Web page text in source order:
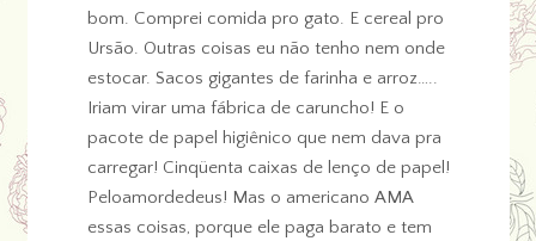
bom. Comprei comida pro gato. E cereal pro
Ursão. Outras coisas eu não tenho nem onde
estocar. Sacos gigantes de farinha e arroz…..
Iriam virar uma fábrica de caruncho! E o
pacote de papel higiênico que nem dava pra
carregar! Cinqüenta caixas de lenço de papel!
Peloamordedeus! Mas o americano AMA
essas coisas, porque ele paga barato e tem